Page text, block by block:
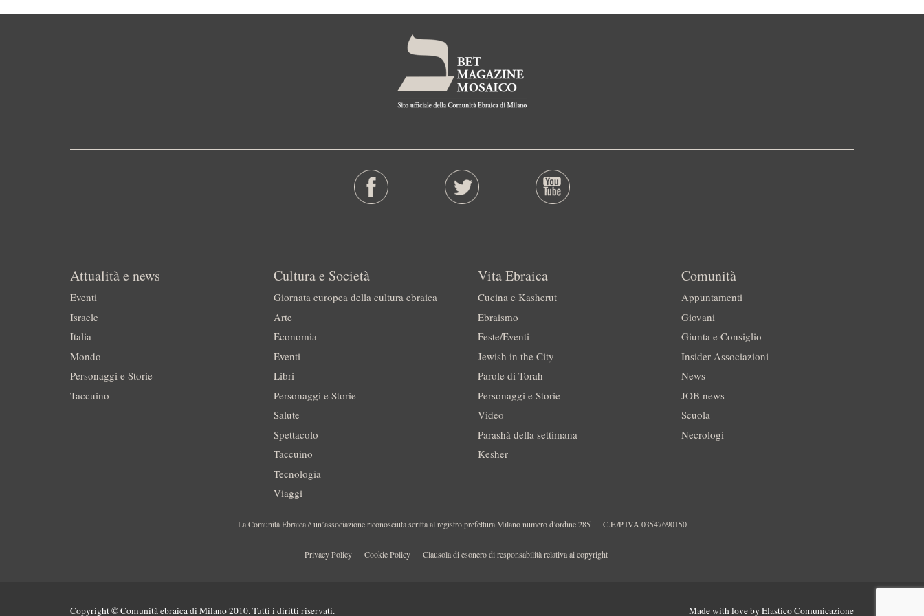
Attualità e news
Eventi
Israele
Italia
Mondo
Personaggi e Storie
Taccuino
Cultura e Società
Giornata europea della cultura ebraica
Arte
Economia
Eventi
Libri
Personaggi e Storie
Salute
Spettacolo
Taccuino
Tecnologia
Viaggi
Vita Ebraica
Cucina e Kasherut
Ebraismo
Feste/Eventi
Jewish in the City
Parole di Torah
Personaggi e Storie
Video
Parashà della settimana
Kesher
Comunità
Appuntamenti
Giovani
Giunta e Consiglio
Insider-Associazioni
News
JOB news
Scuola
Necrologi
La Comunità Ebraica è un’associazione riconosciuta scritta al registro prefettura Milano numero d’ordine 285 C.F./P.IVA 03547690150
Privacy Policy Cookie Policy Clausola di esonero di responsabilità relativa ai copyright
Copyright © Comunità ebraica di Milano 2010. Tutti i diritti riservati. Made with love by Elastico Comunicazione